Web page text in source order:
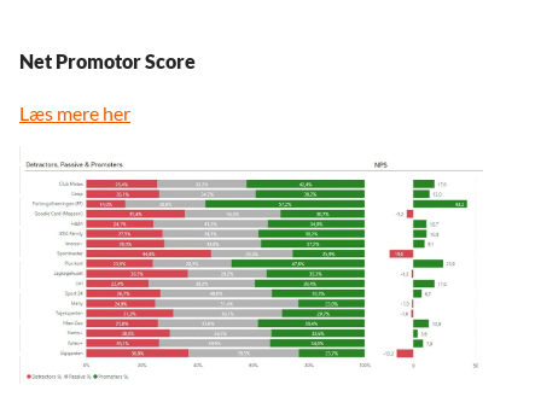
Net Promotor Score
Læs mere her